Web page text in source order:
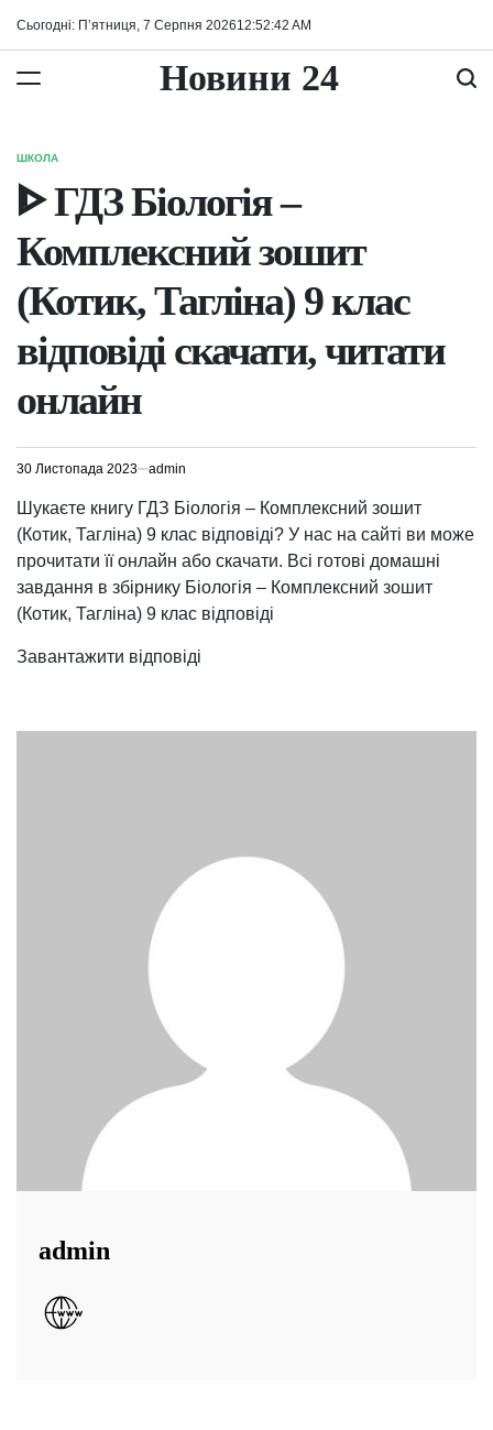
Сьогодні: П’ятниця, 7 Серпня 202612:52:42 AM
Новини 24
ОПУБЛІКУВАТИ
У
ШКОЛА
ᐈ ГДЗ Біологія –
Комплексний зошит
(Котик, Тагліна) 9 клас
відповіді скачати, читати
онлайн
30 Листопада 2023 admin
Шукаєте книгу ГДЗ Біологія – Комплексний зошит
(Котик, Тагліна) 9 клас відповіді? У нас на сайті ви може
прочитати її онлайн або скачати. Всі готові домашні
завдання в збірнику Біологія – Комплексний зошит
(Котик, Тагліна) 9 клас відповіді
Завантажити відповіді
admin